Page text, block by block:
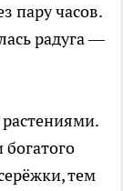
пару часов.
радуга —
тем